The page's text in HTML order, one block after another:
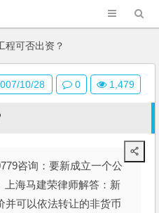
程可否出资？
咨询：要新成立一个公
上海马建荣律师解答：新
并可以依法转让的非货币
10/28 0 1,479